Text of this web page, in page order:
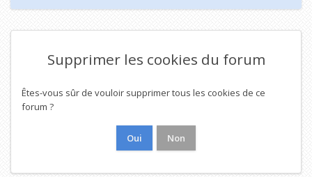
Supprimer les cookies du forum
Êtes-vous sûr de vouloir supprimer tous les cookies de ce
forum ?